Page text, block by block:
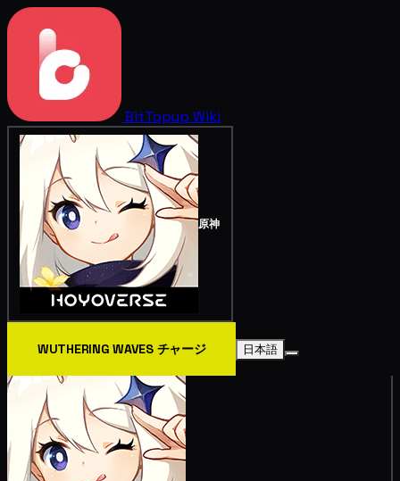
BitTopup Wiki
原神
WUTHERING WAVES チャージ 日本語